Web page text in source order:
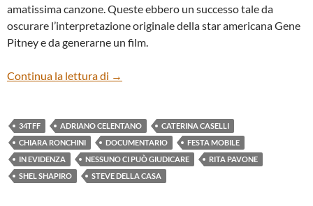
amatissima canzone. Queste ebbero un successo tale da
oscurare l’interpretazione originale della star americana Gene
Pitney e da generarne un film.
Continua la lettura di “Nessuno ci può giudicare” di Steve Della
→
34TFF ADRIANO CELENTANO
CATERINA CASELLI
CHIARA RONCHINI
DOCUMENTARIO
FESTA MOBILE
IN EVIDENZA
NESSUNO CI PUÒ GIUDICARE
RITA PAVONE
SHEL SHAPIRO
STEVE DELLA CASA